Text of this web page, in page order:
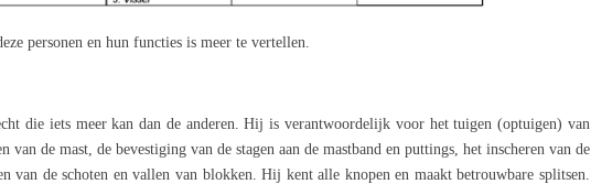
personen en hun functies is meer te vertellen.
die iets meer kan dan de anderen. Hij is verantwoordelijk voor het tuigen (optuigen) van
van de mast, de bevestiging van de stagen aan de mastband en puttings, het inscheren van de
van de schoten en vallen van blokken. Hij kent alle knopen en maakt betrouwbare splitsen.